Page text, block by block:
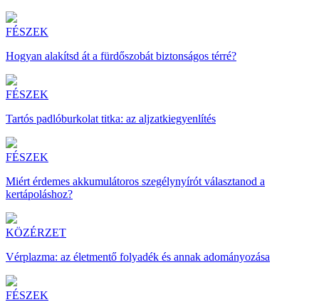
FÉSZEK
Hogyan alakítsd át a fürdőszobát biztonságos térré?
FÉSZEK
Tartós padlóburkolat titka: az aljzatkiegyenlítés
FÉSZEK
Miért érdemes akkumulátoros szegélynyírót választanod a
kertápoláshoz?
KÖZÉRZET
Vérplazma: az életmentő folyadék és annak adományozása
FÉSZEK